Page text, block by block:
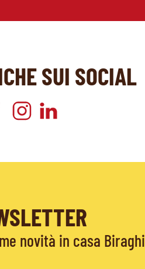
SUI SOCIAL
novità in casa Biraghi